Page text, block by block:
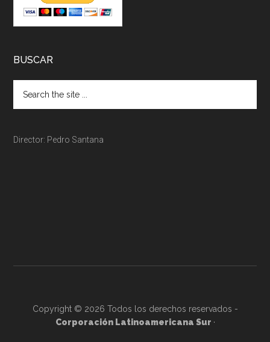
BUSCAR
Director: Pedro Santana
Copyright © 2026 Todos los derechos reservados -
Corporación Latinoamericana Sur ·